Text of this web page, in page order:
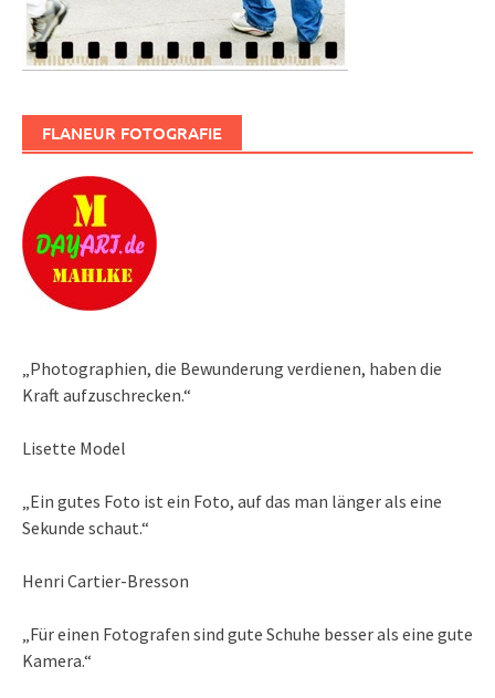
FLANEUR FOTOGRAFIE
„Photographien, die Bewunderung verdienen, haben die
Kraft aufzuschrecken.“
Lisette Model
„Ein gutes Foto ist ein Foto, auf das man länger als eine
Sekunde schaut.“
Henri Cartier-Bresson
„Für einen Fotografen sind gute Schuhe besser als eine gute
Kamera.“